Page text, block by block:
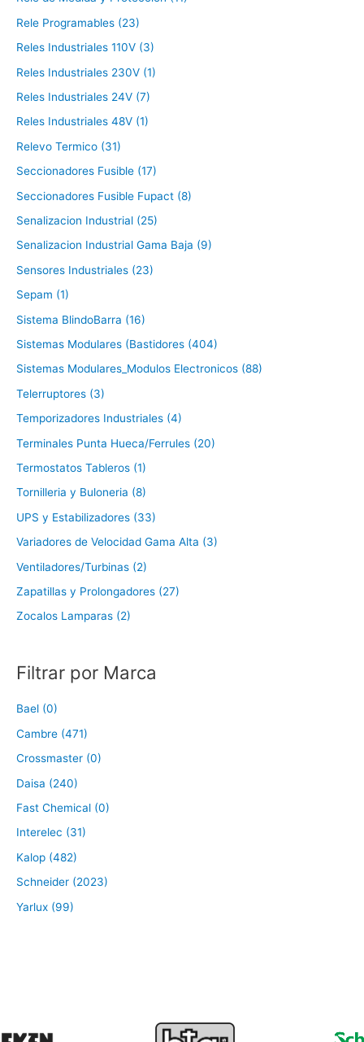
Rele Programables (23)
Reles Industriales 110V (3)
Reles Industriales 230V (1)
Reles Industriales 24V (7)
Reles Industriales 48V (1)
Relevo Termico (31)
Seccionadores Fusible (17)
Seccionadores Fusible Fupact (8)
Senalizacion Industrial (25)
Senalizacion Industrial Gama Baja (9)
Sensores Industriales (23)
Sepam (1)
Sistema BlindoBarra (16)
Sistemas Modulares (Bastidores (404)
Sistemas Modulares_Modulos Electronicos (88)
Telerruptores (3)
Temporizadores Industriales (4)
Terminales Punta Hueca/Ferrules (20)
Termostatos Tableros (1)
Tornilleria y Buloneria (8)
UPS y Estabilizadores (33)
Variadores de Velocidad Gama Alta (3)
Ventiladores/Turbinas (2)
Zapatillas y Prolongadores (27)
Zocalos Lamparas (2)
Filtrar por Marca
Bael (0)
Cambre (471)
Crossmaster (0)
Daisa (240)
Fast Chemical (0)
Interelec (31)
Kalop (482)
Schneider (2023)
Yarlux (99)